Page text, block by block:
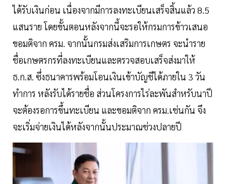
ได้รับเงินก่อน เนื่องจากมีการลงทะเบียนเสร็จสิ้นแล้ว 8.5
แสนราย โดยขั้นตอนหลังจากนี้จะรอให้กรมการข้าวเสนอ
ขอมติจาก ครม. จากนั้นกรมส่งเสริมการเกษตร จะนำราย
ชื่อเกษตรกรที่ลงทะเบียนและตรวจสอบเสร็จส่งมาให้
ธ.ก.ส. ซึ่งธนาคารพร้อมโอนเงินเข้าบัญชีได้ภายใน 3 วัน
ทำการ หลังรับได้รายชื่อ ส่วนโครงการไร่ละพันสำหรับนาปี
จะต้องรอการขึ้นทะเบียน และขอมติจาก ครม.เช่นกัน จึง
จะเริ่มจ่ายเงินได้หลังจากนั้นประมาณช่วงปลายปี